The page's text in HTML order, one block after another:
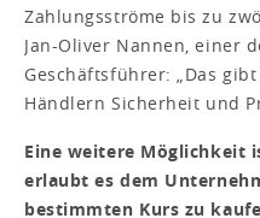
Zahlungsströme bis zu
Jan-Oliver Nannen, einer
Geschäftsführer: „Das
Händlern Sicherheit und
Eine weitere Möglichkeit
erlaubt es dem
bestimmten Kurs zu